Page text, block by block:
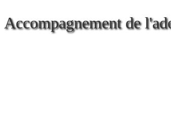
Accompagnement de